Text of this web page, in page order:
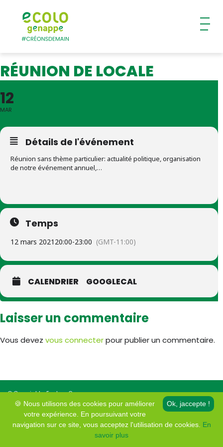
Ecolo – Genappe
RÉUNION DE LOCALE
12
MAR
Détails de l'événement
Réunion sans thème particulier: actualité politique, organisation
de notre événement annuel,…
Temps
12 mars 2021 20:00-23:00 (GMT-11:00)
CALENDRIER GOOGLECAL
Laisser un commentaire
Vous devez vous connecterpour publier un commentaire.
© Copyright • Ecolo – Genappe
Mentions légales et protection de la vie privée
Ok, jaccepte !
🍪 Nous utilisons des cookies pour améliorer
votre expérience. En poursuivant votre
navigation sur ce site, vous acceptez l'utilisation de cookies. En
savoir plus